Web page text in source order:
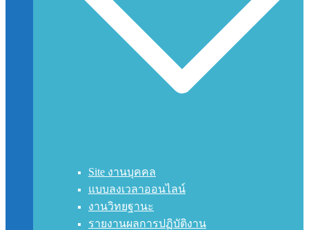
Site งานบุคคล
แบบลงเวลาออนไลน์
งานวิทยฐานะ
รายงานผลการปฏิบัติงาน